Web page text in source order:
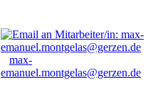
max-
emanuel.montgelas@gerzen.de